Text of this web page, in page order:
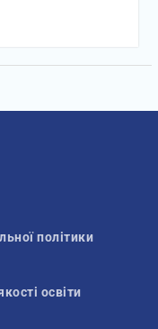
політики
освіти